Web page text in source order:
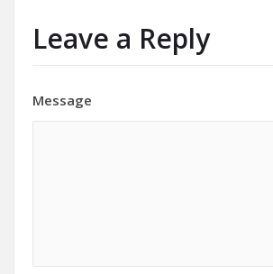
Leave a Reply
Message